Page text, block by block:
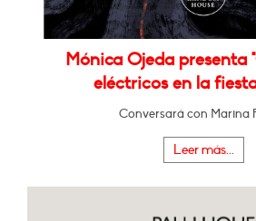
Mónica Ojeda presenta
eléctricos en la
Conversará con Marina
Leer más...